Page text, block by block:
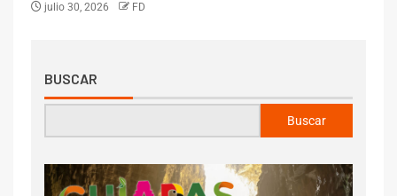
julio 30, 2026 FD
BUSCAR
Buscar